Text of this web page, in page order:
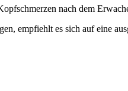
nach dem
empfiehlt es sich auf eine